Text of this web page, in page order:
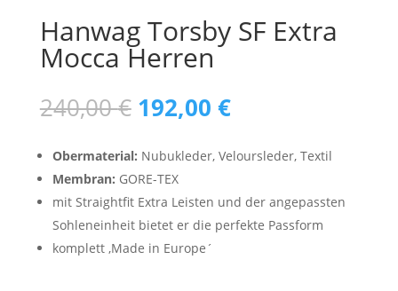
Hanwag Torsby SF Extra
Mocca Herren
240,00€ Ursprünglicher
Preis
war:
240,00 €
192,00 €Aktueller
Preis
ist:
192,00 €.
Obermaterial: Nubukleder, Veloursleder, Textil
Membran: GORE-TEX
mit Straightfit Extra Leisten und der angepassten
Sohleneinheit bietet er die perfekte Passform
komplett ‚Made in Europe´